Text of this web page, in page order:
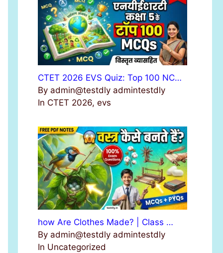
CTET 2026 EVS Quiz: Top 100 NC…
By admin@testdly admintestdly
In CTET 2026, evs
how Are Clothes Made? | Class …
By admin@testdly admintestdly
In Uncategorized